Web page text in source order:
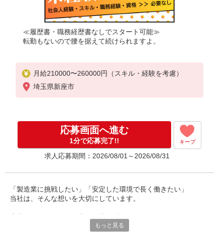
≪履歴書・職務経歴書なしでスタート可能≫
転勤もないので腰を据えて続けられますよ。
月給210000〜260000円（スキル・経験を考慮）
埼玉県新座市
応募画面へ進む
1分で応募完了!! キープ
求人応募期間：2026/08/01～2026/08/31
「製造業に挑戦したい」「安定した環境で長く働きたい」
当社は、そんな想いを大切にしています。
約束を守ること、きちんと連絡をすること、前向きに仕事へ取り
もっと見る